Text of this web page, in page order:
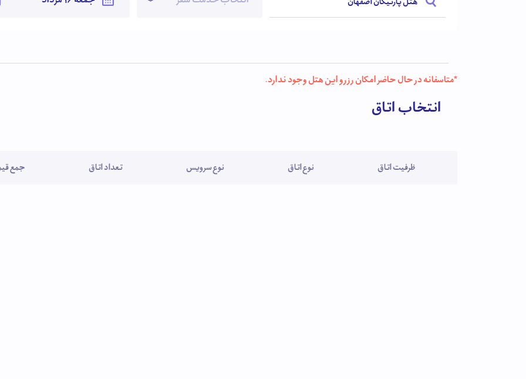
*متاسفانه در حال حاضر امکان رزرو این هتل وجود ندارد.
انتخاب اتاق
ظرفیت اتاق نوع اتاق نوع سرویس تعداد اتاق جمع